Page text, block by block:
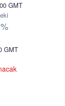
GMT
GMT